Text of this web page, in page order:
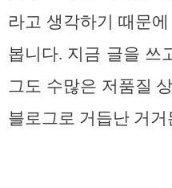
라고 생각하기 때문
봅니다. 지금 글을 쓰
그도 수많은 저품질
블로그로 거듭난 거거